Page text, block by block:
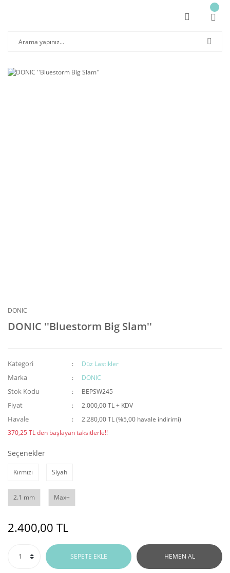
DONIC
DONIC ''Bluestorm Big Slam''
Kategori Düz Lastikler
Marka DONIC
Stok Kodu BEPSW245
Fiyat 2.000,00 TL + KDV
Havale
2.280,00 TL (%5,00 havale indirimi)
370,25 TL den başlayan taksitlerle!!
Seçenekler
Kırmızı Siyah
2.1 mm Max+
2.400,00 TL
SEPETE EKLE HEMEN AL